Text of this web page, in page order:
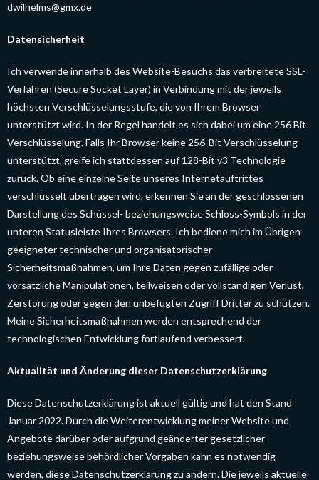
dwilhelms@gmx.de
Datensicherheit
Ich verwende innerhalb des Website-Besuchs das verbreitete SSL-
Verfahren (Secure Socket Layer) in Verbindung mit der jeweils
höchsten Verschlüsselungsstufe, die von Ihrem Browser
unterstützt wird. In der Regel handelt es sich dabei um eine 256 Bit
Verschlüsselung. Falls Ihr Browser keine 256-Bit Verschlüsselung
unterstützt, greife ich stattdessen auf 128-Bit v3 Technologie
zurück. Ob eine einzelne Seite unseres Internetauftrittes
verschlüsselt übertragen wird, erkennen Sie an der geschlossenen
Darstellung des Schüssel- beziehungsweise Schloss-Symbols in der
unteren Statusleiste Ihres Browsers. Ich bediene mich im Übrigen
geeigneter technischer und organisatorischer
Sicherheitsmaßnahmen, um Ihre Daten gegen zufällige oder
vorsätzliche Manipulationen, teilweisen oder vollständigen Verlust,
Zerstörung oder gegen den unbefugten Zugriff Dritter zu schützen.
Meine Sicherheitsmaßnahmen werden entsprechend der
technologischen Entwicklung fortlaufend verbessert.
Aktualität und Änderung dieser Datenschutzerklärung
Diese Datenschutzerklärung ist aktuell gültig und hat den Stand
Januar 2022. Durch die Weiterentwicklung meiner Website und
Angebote darüber oder aufgrund geänderter gesetzlicher
beziehungsweise behördlicher Vorgaben kann es notwendig
werden, diese Datenschutzerklärung zu ändern. Die jeweils aktuelle